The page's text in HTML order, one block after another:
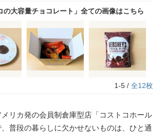
大容量チョコレート」全ての画像はこちら
1-5 / 全12枚
リカ発の会員制倉庫型店「コストコホール
普段の暮らしに欠かせないものは、ひと通